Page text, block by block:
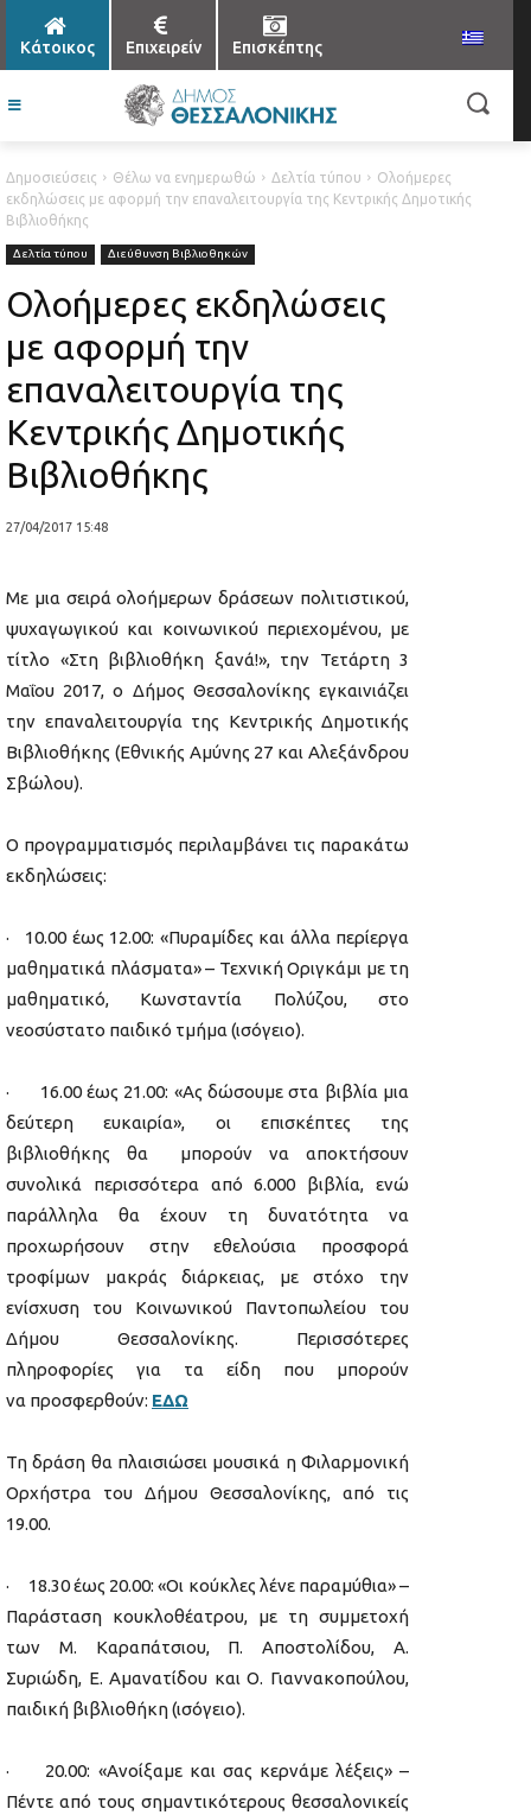
Κάτοικος Επιχειρείν Επισκέπτης
Δημοσιεύσεις Θέλω να ενημερωθώ Δελτία τύπου
Ολοήμερες
εκδηλώσεις με αφορμή την επαναλειτουργία της Κεντρικής Δημοτικής
Βιβλιοθήκης
Δελτία τύπου Διεύθυνση Βιβλιοθηκών
Ολοήμερες εκδηλώσεις
με αφορμή την
επαναλειτουργία της
Κεντρικής Δημοτικής
Βιβλιοθήκης
27/04/2017 15:48
Με μια σειρά ολοήμερων δράσεων πολιτιστικού,
ψυχαγωγικού και κοινωνικού περιεχομένου, με
τίτλο «Στη βιβλιοθήκη ξανά!», την Τετάρτη 3
Μαΐου 2017, ο Δήμος Θεσσαλονίκης εγκαινιάζει
την επαναλειτουργία της Κεντρικής Δημοτικής
Βιβλιοθήκης (Εθνικής Αμύνης 27 και Αλεξάνδρου
Σβώλου).
Ο προγραμματισμός περιλαμβάνει τις παρακάτω
εκδηλώσεις:
· 10.00 έως 12.00: «Πυραμίδες και άλλα περίεργα
μαθηματικά πλάσματα» – Τεχνική Οριγκάμι με τη
μαθηματικό, Κωνσταντία Πολύζου, στο
νεοσύστατο παιδικό τμήμα (ισόγειο).
· 16.00 έως 21.00: «Ας δώσουμε στα βιβλία μια
δεύτερη ευκαιρία», οι επισκέπτες της
βιβλιοθήκης θα μπορούν να αποκτήσουν
συνολικά περισσότερα από 6.000 βιβλία, ενώ
παράλληλα θα έχουν τη δυνατότητα να
προχωρήσουν στην εθελούσια προσφορά
τροφίμων μακράς διάρκειας, με στόχο την
ενίσχυση του Κοινωνικού Παντοπωλείου του
Δήμου Θεσσαλονίκης. Περισσότερες
πληροφορίες για τα είδη που μπορούν
να προσφερθούν: ΕΔΩ
Τη δράση θα πλαισιώσει μουσικά η Φιλαρμονική
Ορχήστρα του Δήμου Θεσσαλονίκης, από τις
19.00.
· 18.30 έως 20.00: «Οι κούκλες λένε παραμύθια» –
Παράσταση κουκλοθέατρου, με τη συμμετοχή
των Μ. Καραπάτσιου, Π. Αποστολίδου, Α.
Συριώδη, Ε. Αμανατίδου και Ο. Γιαννακοπούλου,
παιδική βιβλιοθήκη (ισόγειο).
· 20.00: «Ανοίξαμε και σας κερνάμε λέξεις» –
Πέντε από τους σημαντικότερους θεσσαλονικείς